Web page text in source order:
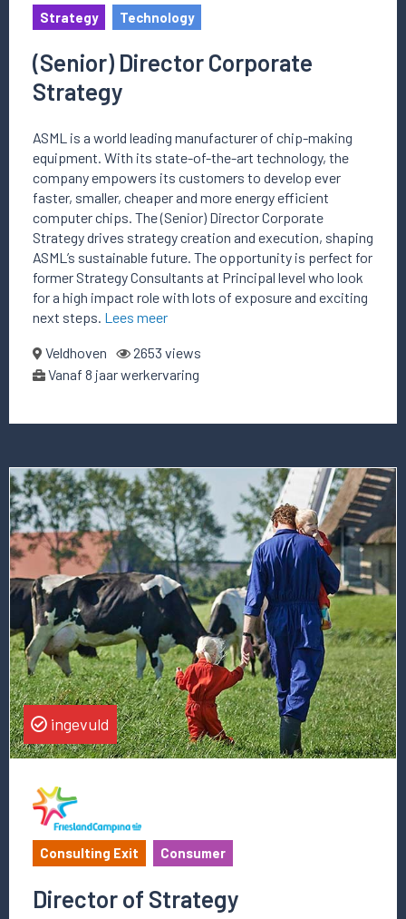
Strategy Technology
(Senior) Director Corporate
Strategy
ASML is a world leading manufacturer of chip-making
equipment. With its state-of-the-art technology, the
company empowers its customers to develop ever
faster, smaller, cheaper and more energy efficient
computer chips. The (Senior) Director Corporate
Strategy drives strategy creation and execution, shaping
ASML’s sustainable future. The opportunity is perfect for
former Strategy Consultants at Principal level who look
for a high impact role with lots of exposure and exciting
next steps. Lees meer
Veldhoven
2653 views
Vanaf 8 jaar werkervaring
Lees
meer
over
deze
vacature
Director
Strategy
ingevuld
Consulting Exit Consumer
Director of Strategy